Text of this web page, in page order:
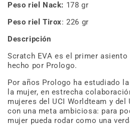
Peso riel Nack: 178 gr
Peso riel Tirox:226 gr
Descripción
Scratch EVA es el primer
hecho por Prologo.
Por años Prologo ha estudiado
la mujer, en estrecha
mujeres del UCI Worldteam y del
con una meta ambiciosa: para
mujer pueda rodar como una